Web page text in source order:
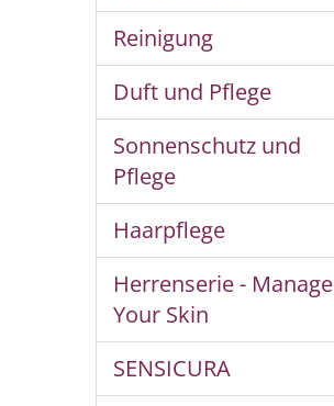
Reinigung
Duft und Pflege
Sonnenschutz und
Pflege
Haarpflege
Herrenserie - Manage
Your Skin
SENSICURA